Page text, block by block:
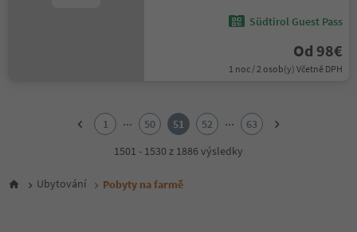
Südtirol Guest Pass
Od 98€
1 noc / 2 osob(y) Včetně DPH
6
1 ... 50 51 52 ...
63
1501 - 1530 z 1886 výsledky
Ubytování Pobyty na farmě